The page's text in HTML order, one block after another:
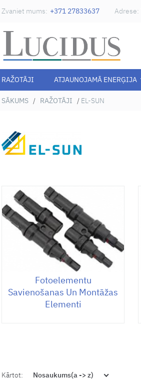
Zvaniet mums: +371 27833637 Adrese:
RAŽOTĀJI ATJAUNOJAMĀ ENERĢIJA
SĀKUMS / RAŽOTĀJI / EL-SUN
Fotoelementu
Savienošanas Un Montāžas
Elementi
Kārtot: Nosaukums(a -> z)